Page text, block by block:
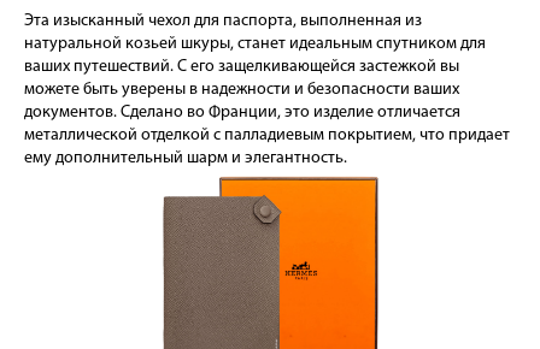
Эта изысканный чехол для паспорта, выполненная из
натуральной козьей шкуры, станет идеальным спутником для
ваших путешествий. С его защелкивающейся застежкой вы
можете быть уверены в надежности и безопасности ваших
документов. Сделано во Франции, это изделие отличается
металлической отделкой с палладиевым покрытием, что придает
ему дополнительный шарм и элегантность.